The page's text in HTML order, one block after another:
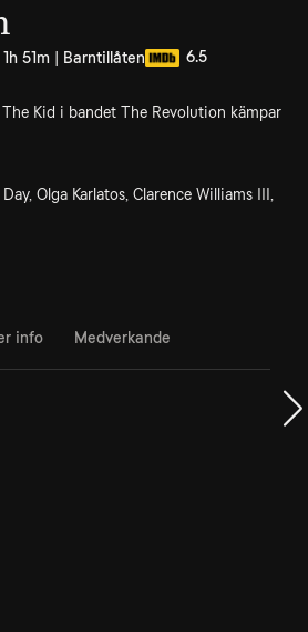
51m | Barntillåten 6.5
The Kid i bandet The Revolution kämpar
Olga Karlatos, Clarence Williams III,
info Medverkande